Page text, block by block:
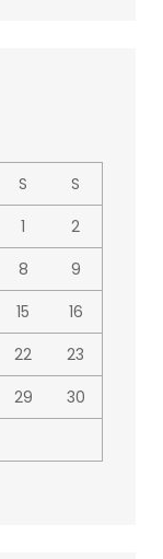
S
S
1
2
8
9
15
16
22
23
29
30